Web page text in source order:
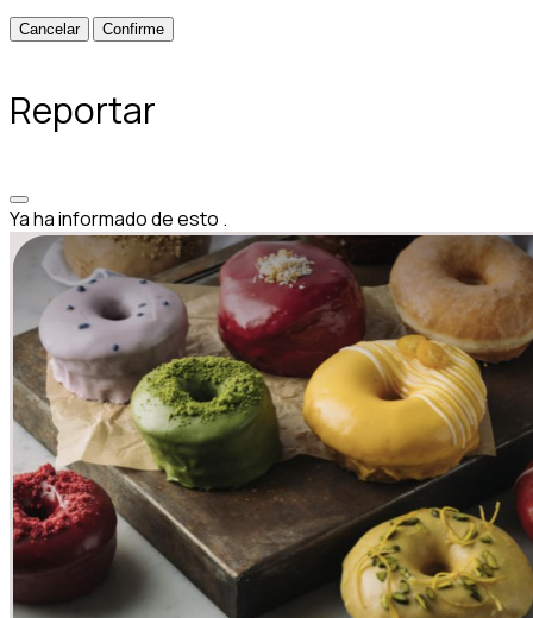
Confirme
Reportar
Ya ha informado de esto .